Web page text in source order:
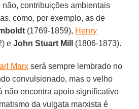
contribuições ambientais
como, por exemplo, as de
(1769-1859), Henry
eJohn Stuart Mill (1806-1873).
Marx será sempre lembrado no
convulsionado, mas o velho
não encontra apoio significativo
da vulgata marxista é